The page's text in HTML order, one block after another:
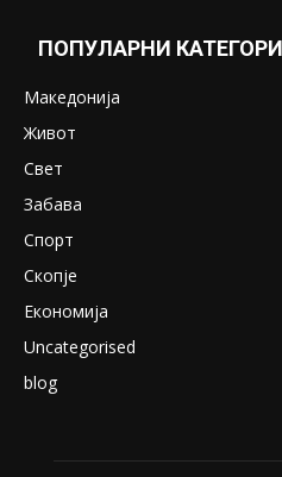
ПОПУЛАРНИ
Македонија
Живот
Свет
Забава
Спорт
Скопје
Економија
Uncategorised
blog